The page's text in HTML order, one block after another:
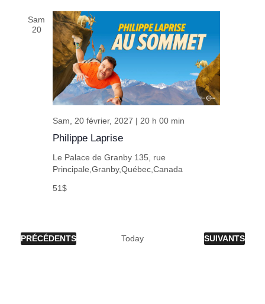
Sam
20
Philippe Laprise
Sam, 20 février, 2027 | 20 h 00 min
Le Palace de Granby 135, rue
Principale,Granby,Québec,Canada
51$
ÉVÈNEMENTS
PRÉCÉDENTS Today ÉVÈNEMENTS
SUIVANTS